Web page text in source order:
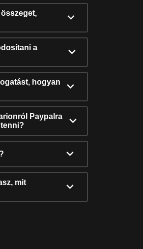
a
hogyan
Paypalra
mit